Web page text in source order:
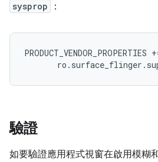
sysprop ：
PRODUCT_VENDOR_PROPERTIES
ro . surface_flinger .
驗證
如要驗證應用程式視窗在啟用模糊